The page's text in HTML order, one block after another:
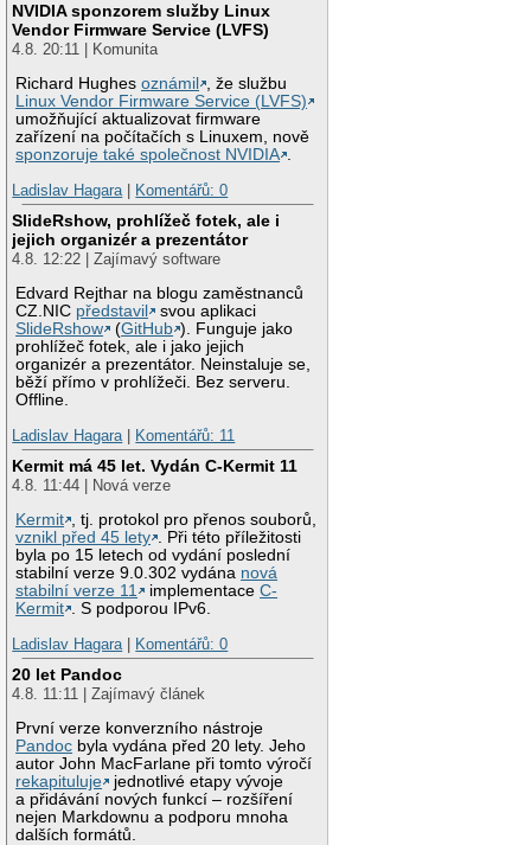
NVIDIA sponzorem služby Linux
Vendor Firmware Service (LVFS)
4.8. 20:11 | Komunita
Richard Hughesoznámil
, že službu
Linux Vendor Firmware Service (LVFS)
umožňující aktualizovat firmware
zařízení na počítačích s Linuxem, nově
sponzoruje také společnost NVIDIA .
Ladislav Hagara | Komentářů: 0
SlideRshow, prohlížeč fotek, ale i
jejich organizér a prezentátor
4.8. 12:22 | Zajímavý software
Edvard Rejthar na blogu zaměstnanců
CZ.NIC představil
svou aplikaci
SlideRshow
(GitHub ). Funguje jako
prohlížeč fotek, ale i jako jejich
organizér a prezentátor. Neinstaluje se,
běží přímo v prohlížeči. Bez serveru.
Offline.
Ladislav Hagara | Komentářů: 11
Kermit má 45 let. Vydán C-Kermit 11
4.8. 11:44 | Nová verze
Kermit , tj. protokol pro přenos souborů,
vznikl před 45 lety . Při této příležitosti
byla po 15 letech od vydání poslední
stabilní verze 9.0.302 vydána nová
stabilní verze 11
implementaceC-
Kermit . S podporou IPv6.
Ladislav Hagara | Komentářů: 0
20 let Pandoc
4.8. 11:11 | Zajímavý článek
První verze konverzního nástroje
Pandoc byla vydána před 20 lety. Jeho
autor John MacFarlane při tomto výročí
rekapituluje
jednotlivé etapy vývoje
a přidávání nových funkcí – rozšíření
nejen Markdownu a podporu mnoha
dalších formátů.